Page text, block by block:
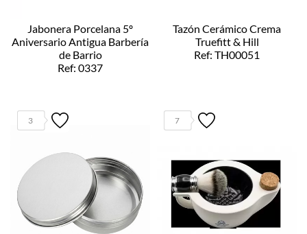
Jabonera Porcelana 5º
Aniversario Antigua Barbería
de Barrio
Ref: 0337
Tazón Cerámico Crema
Truefitt & Hill
Ref: TH00051
3 7